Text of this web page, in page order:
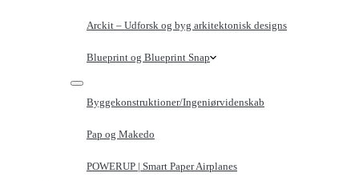
Arckit – Udforsk og byg arkitektonisk designs
Blueprint og Blueprint Snap
Byggekonstruktioner/Ingeniørvidenskab
Pap og Makedo
POWERUP | Smart Paper Airplanes